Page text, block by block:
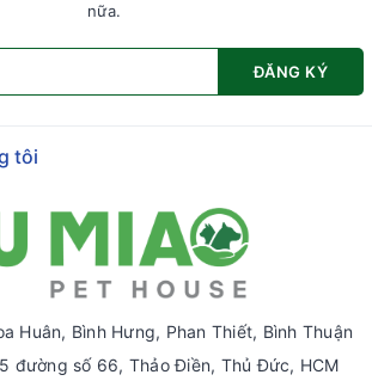
nữa.
ĐĂNG KÝ
tôi
Huân, Bình Hưng, Phan Thiết, Bình Thuận
đường số 66, Thảo Điền, Thủ Đức, HCM